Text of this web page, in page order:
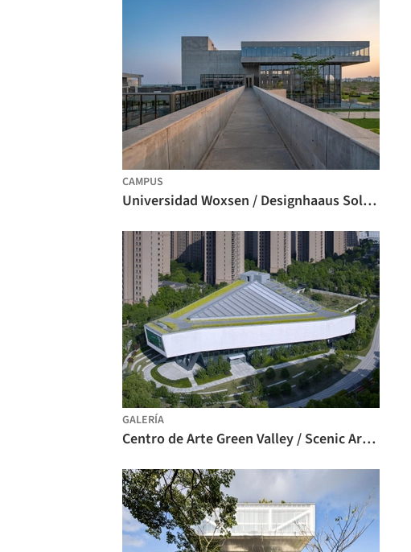
CAMPUS
Universidad Woxsen / Designhaaus Solutions
GALERÍA
Centro de Arte Green Valley / Scenic Architecture Office